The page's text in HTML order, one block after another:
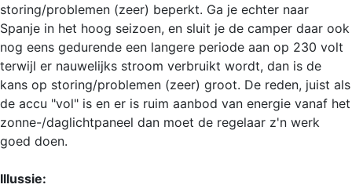
storing/problemen (zeer) beperkt. Ga je echter naar
Spanje in het hoog seizoen, en sluit je de camper daar ook
nog eens gedurende een langere periode aan op 230 volt
terwijl er nauwelijks stroom verbruikt wordt, dan is de
kans op storing/problemen (zeer) groot. De reden, juist als
de accu "vol" is en er is ruim aanbod van energie vanaf het
zonne-/daglichtpaneel dan moet de regelaar z'n werk
goed doen.
Illussie: